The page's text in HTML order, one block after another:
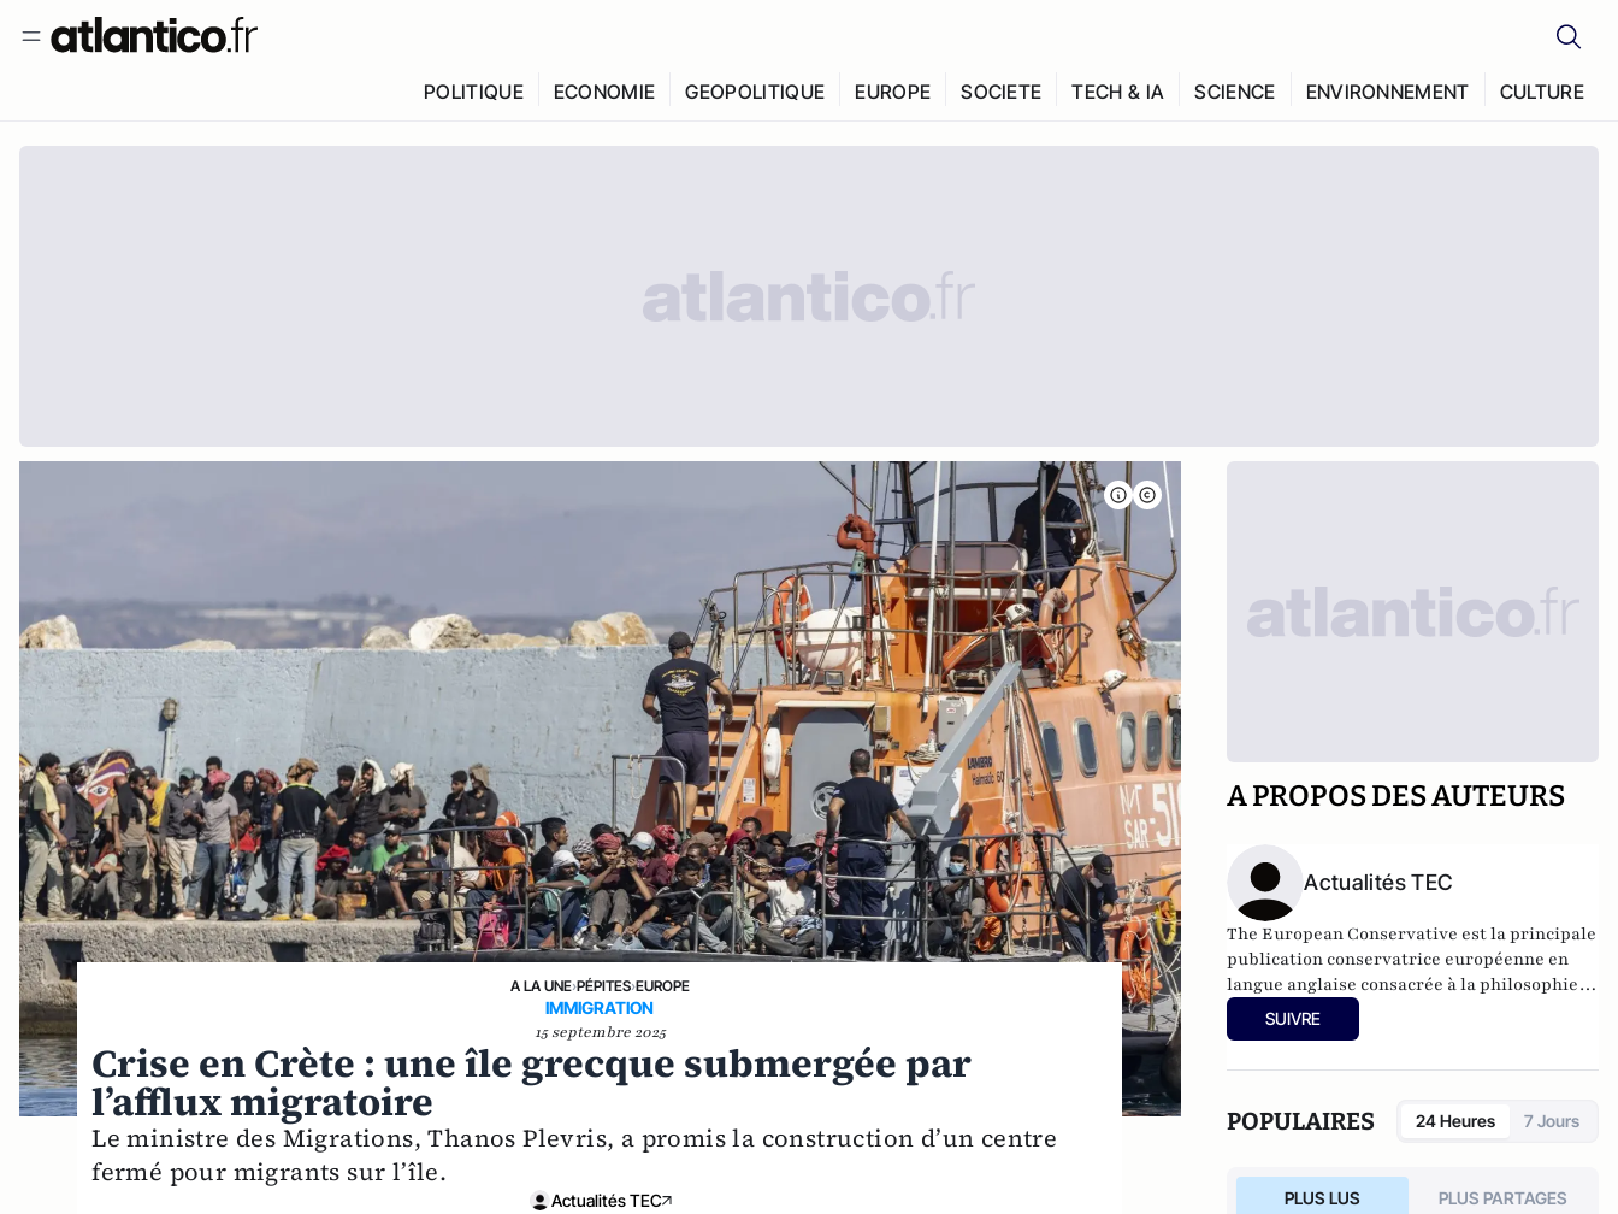
POLITIQUE ECONOMIE GEOPOLITIQUE EUROPE SOCIETE TECH & IA SCIENCE ENVIRONNEMENT CULTURE
A LA UNE›PÉPITES›EUROPE
IMMIGRATION
15 septembre 2025
Crise en Crète : une île grecque submergée par
l’afflux migratoire
Le ministre des Migrations, Thanos Plevris, a promis la construction d’un centre
fermé pour migrants sur l’île.
Actualités TEC
A PROPOS DES AUTEURS
Actualités TEC
The European Conservative est la principale
publication conservatrice européenne en
langue anglaise consacrée à la philosophie, à
la politique, à l'art et aux affaires
contemporaines.
SUIVRE
POPULAIRES 24 Heures 7 Jours
PLUS LUS PLUS PARTAGES